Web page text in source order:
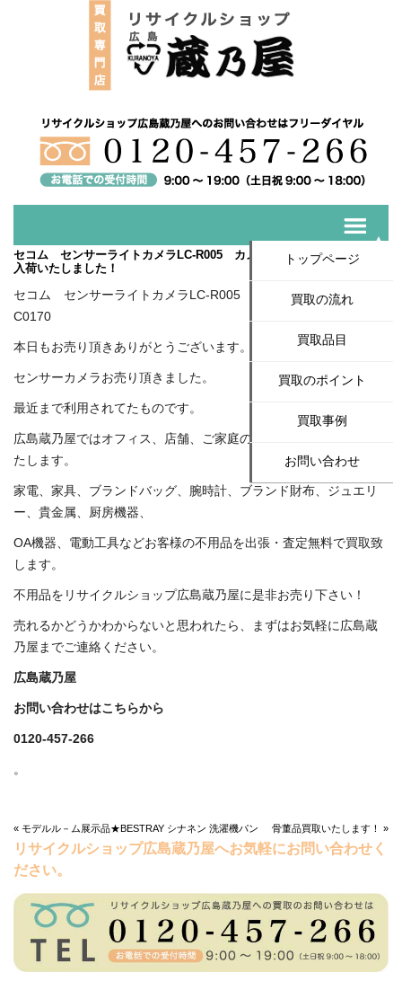
トップページ
買取の流れ
買取品目
買取のポイント
買取事例
お問い合わせ
セコム センサーライトカメラLC-R005 カメラシステムCM-C0170 ★
入荷いたしました！
セコム センサーライトカメラLC-R005 カメラシステムCM-
C0170
本日もお売り頂きありがとうございます。
センサーカメラお売り頂きました。
最近まで利用されてたものです。
広島蔵乃屋ではオフィス、店舗、ご家庭の不用品を買取・回収い
たします。
家電、家具、ブランドバッグ、腕時計、ブランド財布、ジュエリ
ー、貴金属、厨房機器、
OA機器、電動工具などお客様の不用品を出張・査定無料で買取致
します。
不用品をリサイクルショップ広島蔵乃屋に是非お売り下さい！
売れるかどうかわからないと思われたら、まずはお気軽に広島蔵
乃屋までご連絡ください。
広島蔵乃屋
お問い合わせはこちらから
0120-457-266
。
« モデルル－ム展示品★BESTRAY シナネン 洗濯機パン 骨董品買取いたします！ »
リサイクルショップ広島蔵乃屋へお気軽にお問い合わせく
ださい。